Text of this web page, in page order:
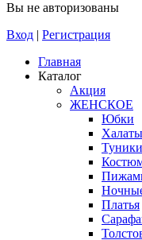
Вы не авторизованы
Вход | Регистрация
Главная
Каталог
Акция
ЖЕНСКОЕ
Юбки
Халаты
Туники
Платья